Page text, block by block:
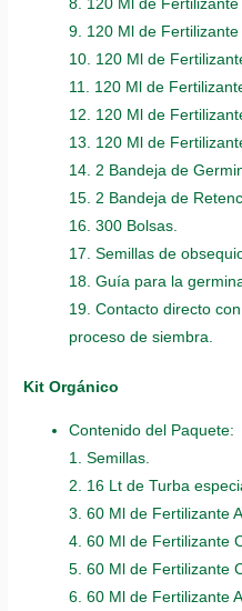
8. 120 Ml de Fertilizante
9. 120 Ml de Fertilizante
10. 120 Ml de
11. 120 Ml de
12. 120 Ml de
13. 120 Ml de
14. 2 Bandeja de
15. 2 Bandeja de
16. 300 Bolsas.
17. Semillas de
18. Guía para la
19. Contacto directo
proceso de siembra.
Kit Orgánico
Contenido del Paquete:
1. Semillas.
2. 16 Lt de Turba
3. 60 Ml de Fertilizante
4. 60 Ml de Fertilizante
5. 60 Ml de Fertilizante
6. 60 Ml de Fertilizante